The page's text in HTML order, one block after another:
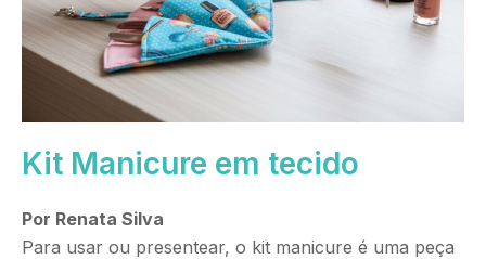
Kit Manicure em tecido
Por Renata Silva
Para usar ou presentear, o kit manicure é uma peça